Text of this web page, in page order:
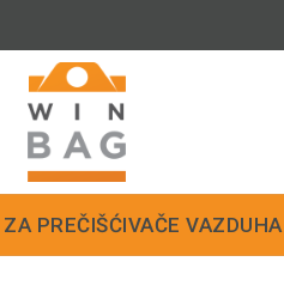
ZA PREČIŠĆIVAČE VAZDUHA